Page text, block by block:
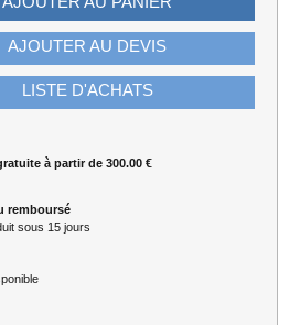
AJOUTER AU DEVIS
LISTE D'ACHATS
à partir de 300.00 €
remboursé
sous 15 jours